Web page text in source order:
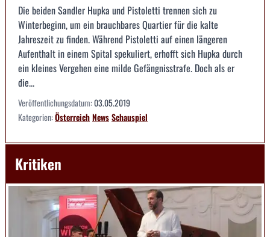
Die beiden Sandler Hupka und Pistoletti trennen sich zu
Winterbeginn, um ein brauchbares Quartier für die kalte
Jahreszeit zu finden. Während Pistoletti auf einen längeren
Aufenthalt in einem Spital spekuliert, erhofft sich Hupka durch
ein kleines Vergehen eine milde Gefängnisstrafe. Doch als er
die...
Veröffentlichungsdatum:03.05.2019
Kategorien:ÖsterreichNewsSchauspiel
Kritiken